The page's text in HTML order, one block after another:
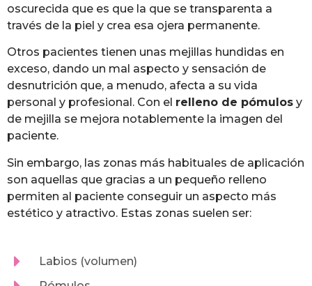
oscurecida que es que la que se transparenta a
través de la piel y crea esa ojera permanente.
Otros pacientes tienen unas mejillas hundidas en
exceso, dando un mal aspecto y sensación de
desnutrición que, a menudo, afecta a su vida
personal y profesional. Con el relleno de pómulos y
de mejilla se mejora notablemente la imagen del
paciente.
Sin embargo, las zonas más habituales de aplicación
son aquellas que gracias a un pequeño relleno
permiten al paciente conseguir un aspecto más
estético y atractivo. Estas zonas suelen ser:
Labios (volumen)